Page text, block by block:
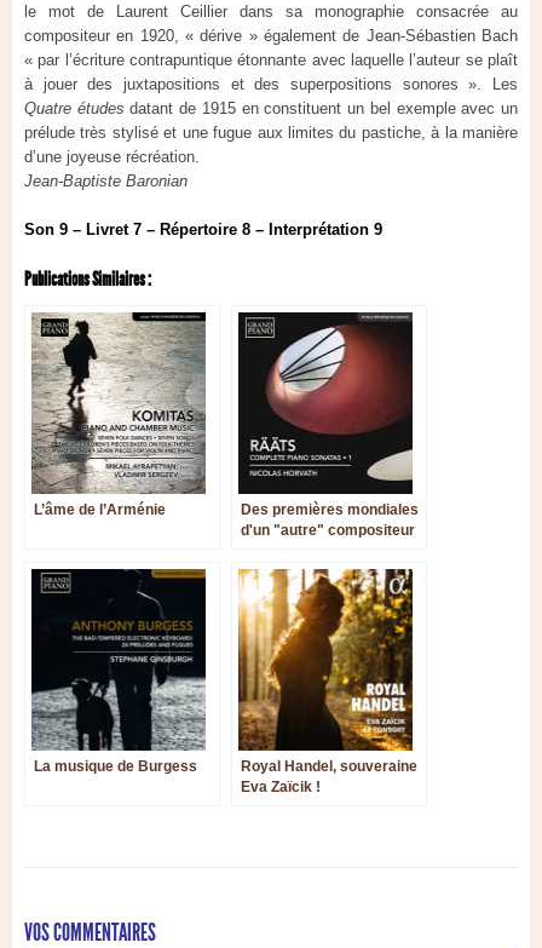
le mot de Laurent Ceillier dans sa monographie consacrée au
compositeur en 1920, « dérive » également de Jean-Sébastien Bach
« par l’écriture contrapuntique étonnante avec laquelle l’auteur se plaît
à jouer des juxtapositions et des superpositions sonores ». Les
Quatre études datant de 1915 en constituent un bel exemple avec un
prélude très stylisé et une fugue aux limites du pastiche, à la manière
d’une joyeuse récréation.
Jean-Baptiste Baronian
Son 9 – Livret 7 – Répertoire 8 – Interprétation 9
Publications Similaires :
L’âme de l’Arménie
Des premières mondiales
d'un "autre" compositeur
La musique de Burgess
Royal Handel, souveraine
Eva Zaïcik !
VOS COMMENTAIRES